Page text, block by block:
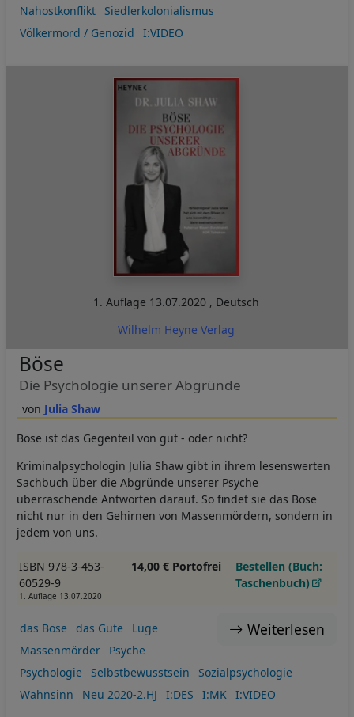
Nahostkonflikt
Siedlerkolonialismus
Völkermord / Genozid
I:VIDEO
1. Auflage 13.07.2020 , Deutsch
Wilhelm Heyne Verlag
Julia Shaw
Böse
Die Psychologie unserer Abgründe
Böse ist das Gegenteil von gut - oder nicht?
Kriminalpsychologin Julia Shaw gibt in ihrem lesenswerten
Sachbuch über die Abgründe unserer Psyche
überraschende Antworten darauf. So findet sie das Böse
nicht nur in den Gehirnen von Massenmördern, sondern in
jedem von uns.
ISBN 978-3-453-
60529-9
1. Auflage 13.07.2020
14,00 € Portofrei
Bestellen (Buch:
Taschenbuch)
Weiterlesen
das Böse das Gute
Lüge
Massenmörder
Psyche
Psychologie
Selbstbewusstsein
Sozialpsychologie
Wahnsinn
Neu 2020-2.HJ I:DES I:MK I:VIDEO